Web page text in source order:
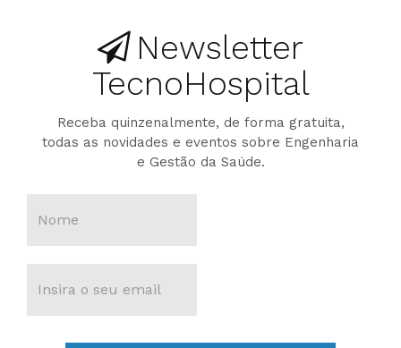
Newsletter
TecnoHospital
Receba quinzenalmente, de forma gratuita,
todas as novidades e eventos sobre Engenharia
e Gestão da Saúde.